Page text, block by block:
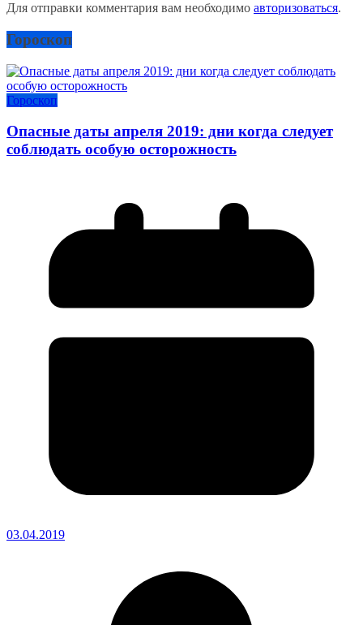
Для отправки комментария вам необходимо авторизоваться.
Гороскоп
Гороскоп
Опасные даты апреля 2019: дни когда следует
соблюдать особую осторожность
03.04.2019